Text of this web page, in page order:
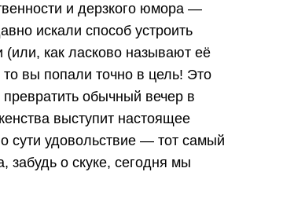
и дерзкого юмора —
искали способ устроить
как ласково называют её
вы попали точно в цель! Это
обычный вечер в
выступит настоящее
сути удовольствие — тот самый
забудь о скуке, сегодня мы